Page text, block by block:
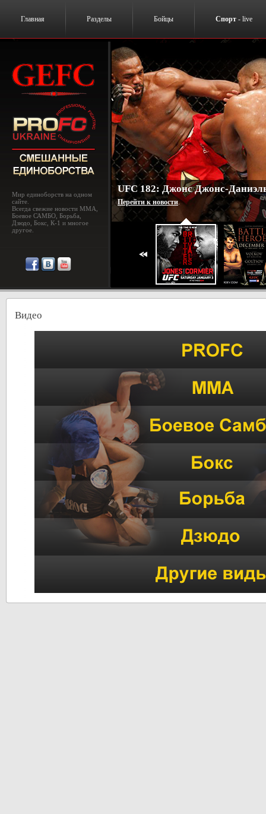
Главная Разделы Бойцы Спорт - live
Мир единоборств на одном
сайте.
Всегда свежие новости MMA,
Боевое САМБО, Борьба,
Дзюдо, Бокс, К-1 и многое
другое.
UFC 182: Джонс Джонс-
Перейти к новости.
Видео